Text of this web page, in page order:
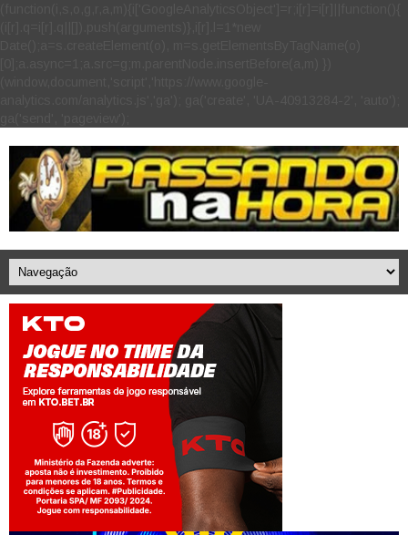
Jogue com responsabilidade. 18+